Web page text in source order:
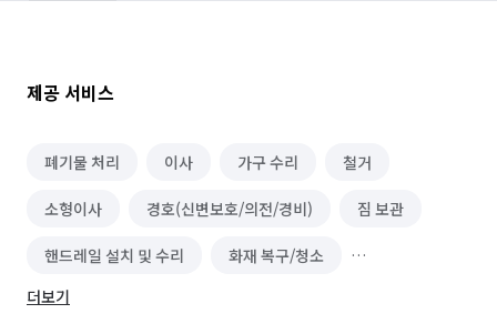
제공 서비스
폐기물 처리 이사 가구 수리 철거
소형이사 경호(신변보호/의전/경비) 짐 보관
핸드레일 설치 및 수리 화재 복구/청소
유품정리/특수청소
더보기